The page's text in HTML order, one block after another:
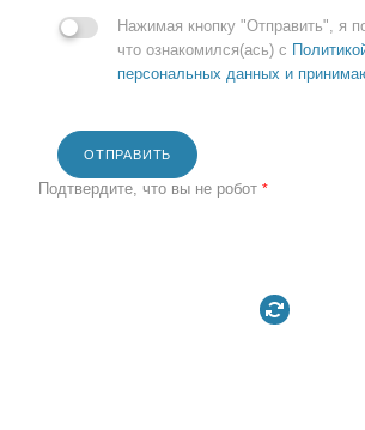
Нажимая кнопку "Отправить", я
что ознакомился(ась) с
персональных данных и
ОТПРАВИТЬ
Подтвердите, что вы не робот *